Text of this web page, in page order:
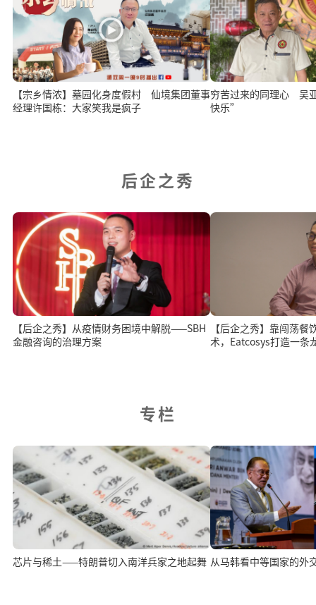
【宗乡情浓】墓园化身度假村 仙境集团董事
经理许国栋：大家笑我是疯子
穷苦过来的同理心 吴
快乐”
后企之秀
【后企之秀】从疫情财务困境中解脱——SBH
金融咨询的治理方案
【后企之秀】靠闯荡
术，Eatcosys打造一条
专栏
芯片与稀土——特朗普切入南洋兵家之地起舞 从马韩看中等国家的外